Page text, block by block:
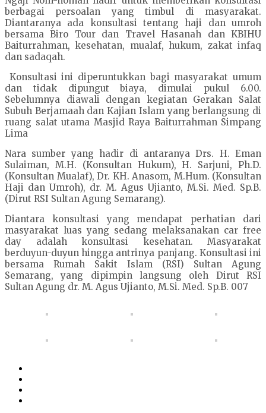
berbagai persoalan yang timbul di masyarakat.
Diantaranya ada konsultasi tentang haji dan umroh
bersama Biro Tour dan Travel Hasanah dan KBIHU
Baiturrahman, kesehatan, mualaf, hukum, zakat infaq
dan sadaqah.
Konsultasi ini diperuntukkan bagi masyarakat umum
dan tidak dipungut biaya, dimulai pukul 6.00.
Sebelumnya diawali dengan kegiatan Gerakan Salat
Subuh Berjamaah dan Kajian Islam yang berlangsung di
ruang salat utama Masjid Raya Baiturrahman Simpang
Lima
Nara sumber yang hadir di antaranya Drs. H. Eman
Sulaiman, M.H. (Konsultan Hukum), H. Sarjuni, Ph.D.
(Konsultan Mualaf), Dr. KH. Anasom, M.Hum. (Konsultan
Haji dan Umroh), dr. M. Agus Ujianto, M.Si. Med. Sp.B.
(Dirut RSI Sultan Agung Semarang).
Diantara konsultasi yang mendapat perhatian dari
masyarakat luas yang sedang melaksanakan car free
day adalah konsultasi kesehatan. Masyarakat
berduyun-duyun hingga antrinya panjang. Konsultasi ini
bersama Rumah Sakit Islam (RSI) Sultan Agung
Semarang, yang dipimpin langsung oleh Dirut RSI
Sultan Agung dr. M. Agus Ujianto, M.Si. Med. Sp.B. 007